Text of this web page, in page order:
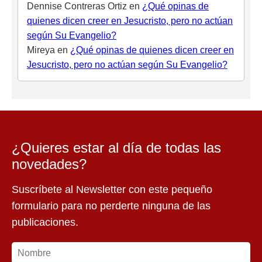
Dennise Contreras Ortiz en ¿Qué opinas de
quienes dicen creer en Jesucristo, pero no actúan
según Su Evangelio?
Mireya en ¿Qué opinas de quienes dicen creer en
Jesucristo, pero no actúan según Su Evangelio?
¿Quieres estar al día de todas las
novedades?
Suscríbete al Newsletter con este pequeño
formulario para no perderte ninguna de las
publicaciones.